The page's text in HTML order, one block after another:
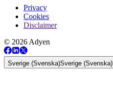
Privacy
Cookies
Disclaimer
© 2026 Adyen
Sverige (Svenska)Sverige (Svenska)